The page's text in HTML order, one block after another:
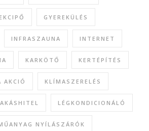
GYEREKÜLÉS
INFRASZAUNA INTERNET
KARKÖTŐ KERTÉPÍTÉS
AKCIÓ KLÍMASZERELÉS
LÉGKONDICIONÁLÓ
NYÍLÁSZÁRÓK